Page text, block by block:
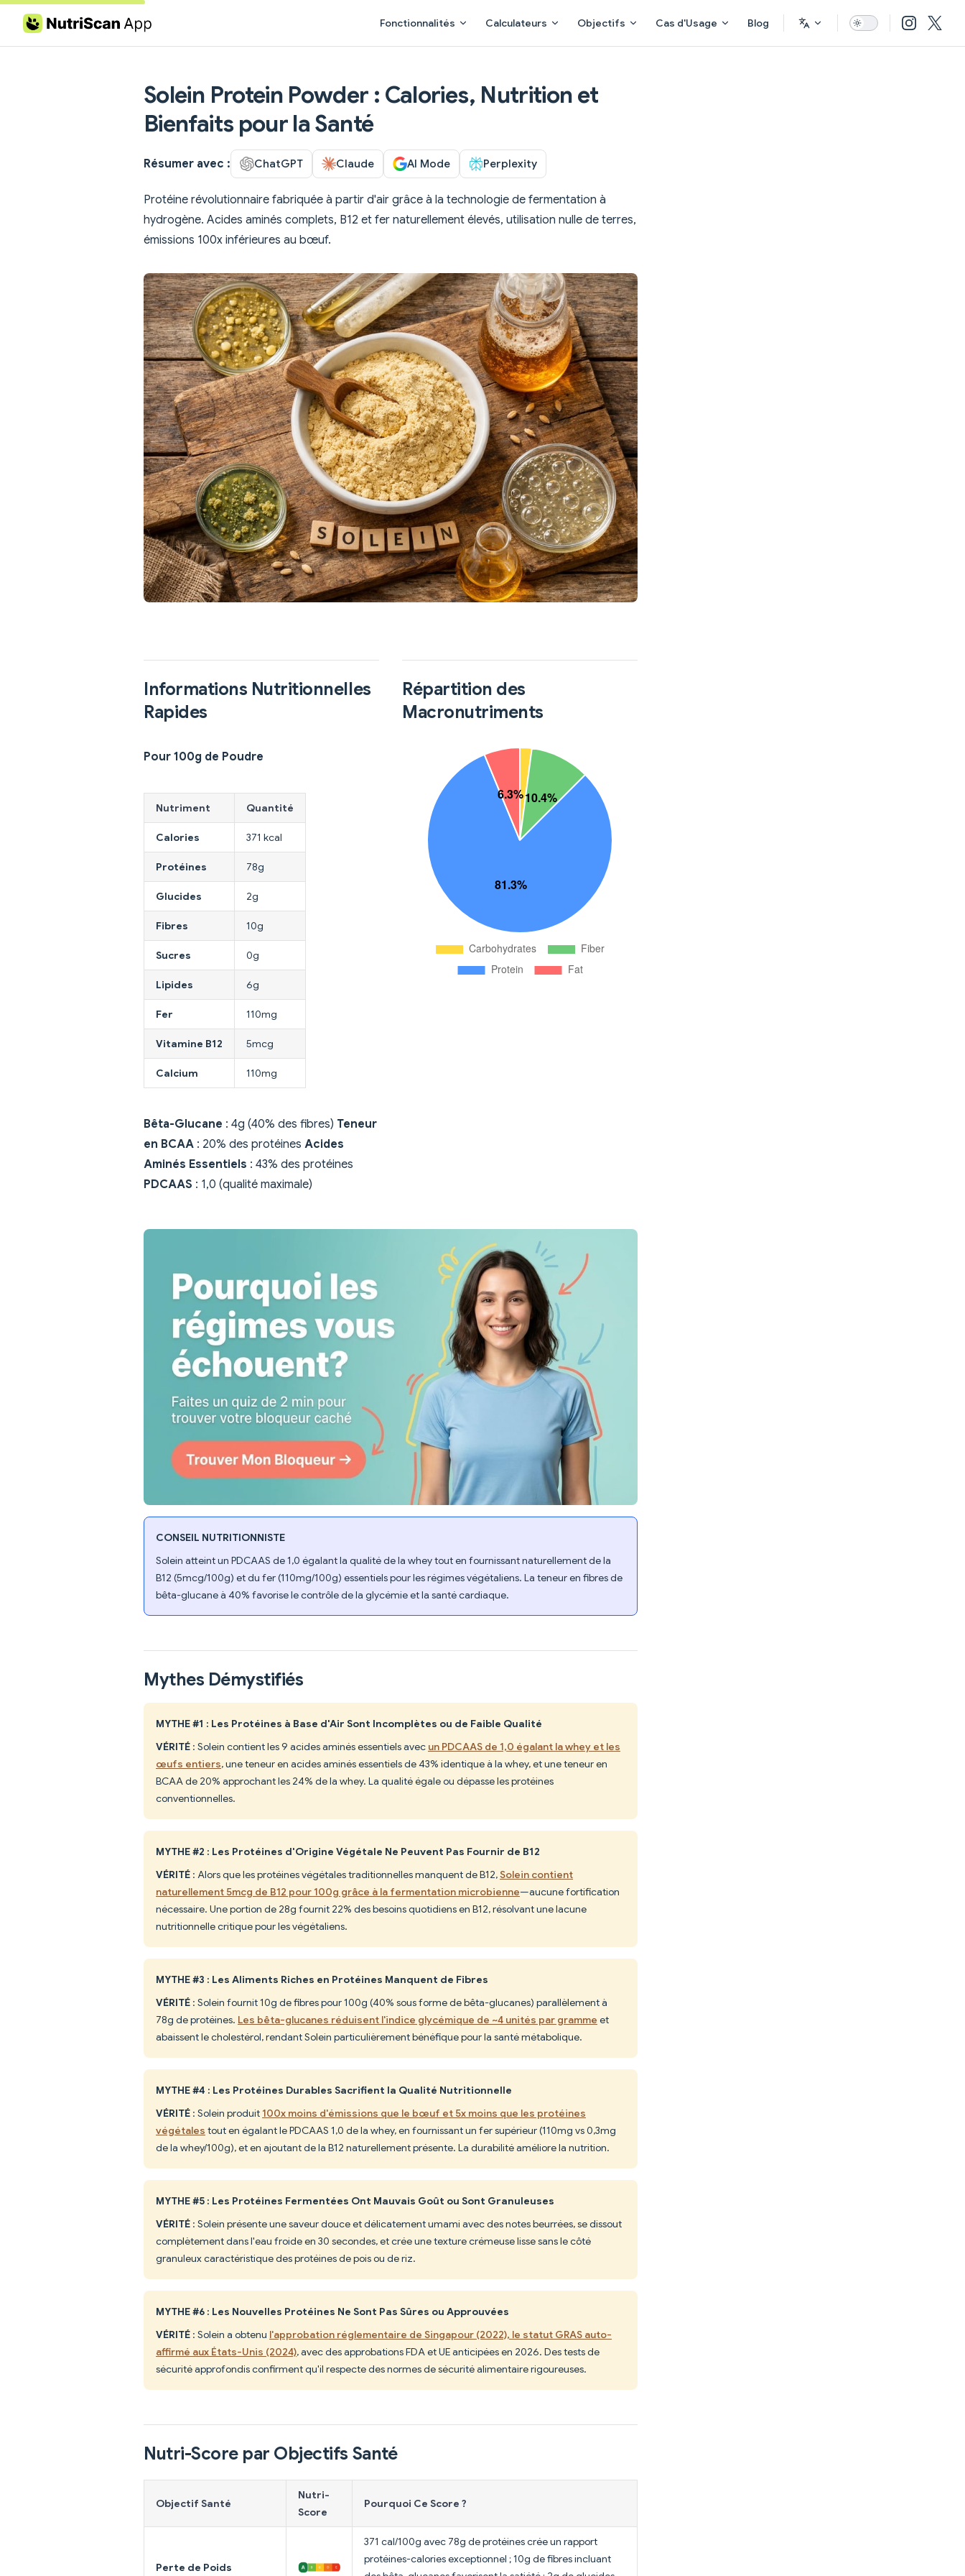
Skip to content Fonctionnalités Calculateurs Objectifs Cas d'Usage Blog
Solein Protein Powder : Calories, Nutrition et
Bienfaits pour la Santé
Résumer avec : ChatGPT Claude AI Mode Perplexity
Protéine révolutionnaire fabriquée à partir d'air grâce à la technologie de fermentation à
hydrogène. Acides aminés complets, B12 et fer naturellement élevés, utilisation nulle de terres,
émissions 100x inférieures au bœuf.
Informations Nutritionnelles
Rapides
Pour 100g de Poudre
Nutriment Quantité
Calories 371 kcal
Protéines 78g
Glucides 2g
Fibres 10g
Sucres 0g
Lipides 6g
Fer 110mg
Vitamine B12 5mcg
Calcium 110mg
Bêta-Glucane : 4g (40% des fibres) Teneur
en BCAA : 20% des protéines Acides
Aminés Essentiels : 43% des protéines
PDCAAS : 1,0 (qualité maximale)
Répartition des
Macronutriments
CONSEIL NUTRITIONNISTE
Solein atteint un PDCAAS de 1,0 égalant la qualité de la whey tout en fournissant naturellement de la
B12 (5mcg/100g) et du fer (110mg/100g) essentiels pour les régimes végétaliens. La teneur en fibres de
bêta-glucane à 40% favorise le contrôle de la glycémie et la santé cardiaque.
Mythes Démystifiés
MYTHE #1 : Les Protéines à Base d'Air Sont Incomplètes ou de Faible Qualité
VÉRITÉ : Solein contient les 9 acides aminés essentiels avec un PDCAAS de 1,0 égalant la whey et les
œufs entiers, une teneur en acides aminés essentiels de 43% identique à la whey, et une teneur en
BCAA de 20% approchant les 24% de la whey. La qualité égale ou dépasse les protéines
conventionnelles.
MYTHE #2 : Les Protéines d'Origine Végétale Ne Peuvent Pas Fournir de B12
VÉRITÉ : Alors que les protéines végétales traditionnelles manquent de B12,Solein contient
naturellement 5mcg de B12 pour 100g grâce à la fermentation microbienne—aucune fortification
nécessaire. Une portion de 28g fournit 22% des besoins quotidiens en B12, résolvant une lacune
nutritionnelle critique pour les végétaliens.
MYTHE #3 : Les Aliments Riches en Protéines Manquent de Fibres
VÉRITÉ : Solein fournit 10g de fibres pour 100g (40% sous forme de bêta-glucanes) parallèlement à
78g de protéines. Les bêta-glucanes réduisent l'indice glycémique de ~4 unités par gramme et
abaissent le cholestérol, rendant Solein particulièrement bénéfique pour la santé métabolique.
MYTHE #4 : Les Protéines Durables Sacrifient la Qualité Nutritionnelle
VÉRITÉ : Solein produit 100x moins d'émissions que le bœuf et 5x moins que les protéines
végétales tout en égalant le PDCAAS 1,0 de la whey, en fournissant un fer supérieur (110mg vs 0,3mg
de la whey/100g), et en ajoutant de la B12 naturellement présente. La durabilité améliore la nutrition.
MYTHE #5 : Les Protéines Fermentées Ont Mauvais Goût ou Sont Granuleuses
VÉRITÉ : Solein présente une saveur douce et délicatement umami avec des notes beurrées, se dissout
complètement dans l'eau froide en 30 secondes, et crée une texture crémeuse lisse sans le côté
granuleux caractéristique des protéines de pois ou de riz.
MYTHE #6 : Les Nouvelles Protéines Ne Sont Pas Sûres ou Approuvées
VÉRITÉ : Solein a obtenu l'approbation réglementaire de Singapour (2022), le statut GRAS auto-
affirmé aux États-Unis (2024), avec des approbations FDA et UE anticipées en 2026. Des tests de
sécurité approfondis confirment qu'il respecte des normes de sécurité alimentaire rigoureuses.
Nutri-Score par Objectifs Santé
Objectif Santé
Nutri-
Score
Pourquoi Ce Score ?
Perte de Poids
371 cal/100g avec 78g de protéines crée un rapport
protéines-calories exceptionnel ; 10g de fibres incluant